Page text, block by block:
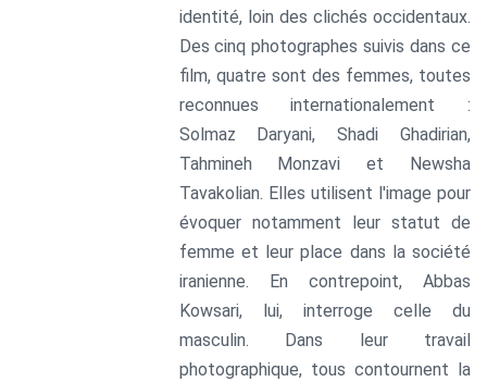
identité, loin des clichés occidentaux.
Des cinq photographes suivis dans ce
film, quatre sont des femmes, toutes
reconnues internationalement :
Solmaz Daryani, Shadi Ghadirian,
Tahmineh Monzavi et Newsha
Tavakolian. Elles utilisent l'image pour
évoquer notamment leur statut de
femme et leur place dans la société
iranienne. En contrepoint, Abbas
Kowsari, lui, interroge celle du
masculin. Dans leur travail
photographique, tous contournent la